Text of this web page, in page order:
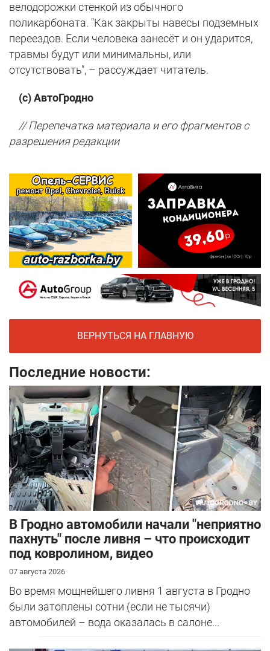
велодорожки стенкой из обычного
поликарбоната. "Как закрыты навесы подземных
переездов. Если человека занесёт и он ударится,
травмы будут или минимальны, или
отсутствовать", – рассуждает читатель.
(с) АвтоГродно
// Перепечатка материала и его фрагментов с
разрешения редакции
ВЕРНУТЬСЯ НА ГЛАВНУЮ
Последние новости:
В Гродно автомобили начали "неприятно
пахнуть" после ливня – что происходит
под ковролином, видео
07 августа 2026
Во время мощнейшего ливня 1 августа в Гродно
были затоплены сотни (если не тысячи)
автомобилей – вода оказалась в салоне...